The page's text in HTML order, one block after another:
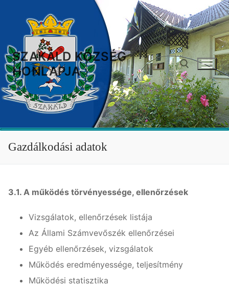
tartalomra
SZAKÁLD KÖZSÉG
HONLAPJA
Keresése:
Gazdálkodási adatok
3.1. A működés törvényessége, ellenőrzések
Vizsgálatok, ellenőrzések listája
Az Állami Számvevőszék ellenőrzései
Egyéb ellenőrzések, vizsgálatok
Működés eredményessége, teljesítmény
Működési statisztika